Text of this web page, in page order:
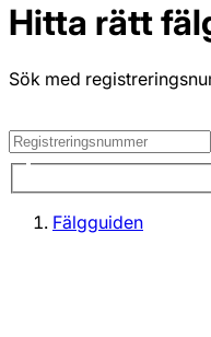
Hitta rätt
Sök med
Fälgguiden